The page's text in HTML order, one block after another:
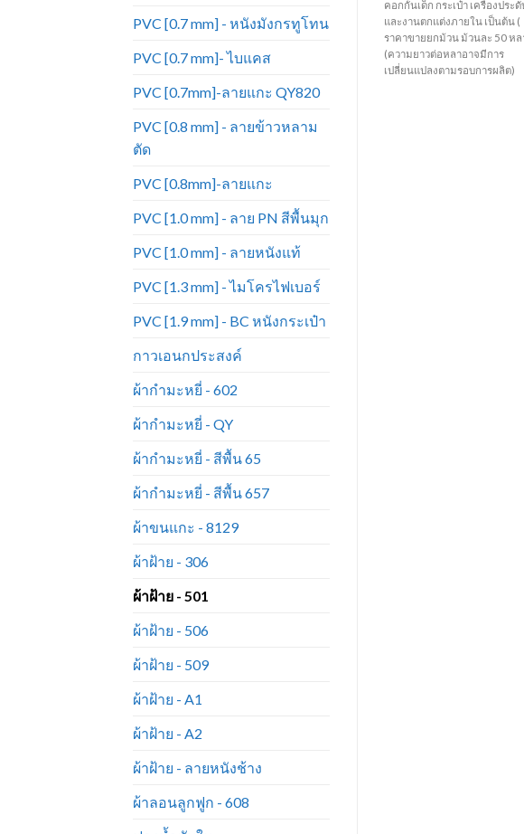
PVC [0.7 mm] - หนังมังกรทูโทน
PVC [0.7 mm]- ไบแคส
PVC [0.7mm]-ลายแกะ QY820
PVC [0.8 mm] - ลายข้าวหลาม
ตัด
PVC [0.8mm]-ลายแกะ
PVC [1.0 mm] - ลาย PN สีพื้นมุก
PVC [1.0 mm] - ลายหนังแท้
PVC [1.3 mm] - ไมโครไฟเบอร์
PVC [1.9 mm] - BC หนังกระเป๋า
กาวเอนกประสงค์
ผ้ากำมะหยี่ - 602
ผ้ากำมะหยี่ - QY
ผ้ากำมะหยี่ - สีพื้น 65
ผ้ากำมะหยี่ - สีพื้น 657
ผ้าขนแกะ - 8129
ผ้าฝ้าย - 306
ผ้าฝ้าย - 501
ผ้าฝ้าย - 506
ผ้าฝ้าย - 509
ผ้าฝ้าย - A1
ผ้าฝ้าย - A2
ผ้าฝ้าย - ลายหนังช้าง
ผ้าลอนลูกฟูก - 608
คอกกั้นเด็ก กระเป๋า เครื่องประดั
และงานตกแต่งภายใน เป็นต้น (
ราคาขายยกม้วน ม้วนละ 50 หล
(ความยาวต่อหลาอาจมีการ
เปลี่ยนแปลงตามรอบการผลิต)
และงานตกแต่งภายใน เป็นต้น (
(ความยาวต่อหลาอาจมีการ
และงานตกแต่งภายใน เป็นต้น (
(ความยาวต่อหลาอาจมีการ